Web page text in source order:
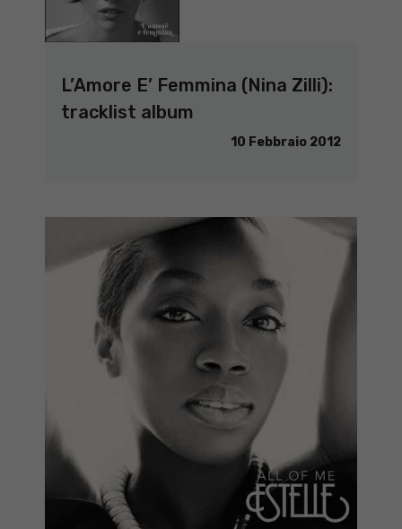
L’Amore E’ Femmina (Nina Zilli):
tracklist album
10 Febbraio 2012